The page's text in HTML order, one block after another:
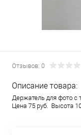
Отзывов: 0
Описание товара:
Держатель для фото с
Цена 75 руб. Высота